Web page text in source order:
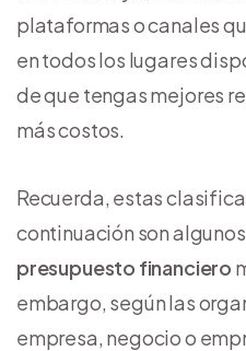
plataformas o canales
en todos los lugares
de que tengas mejores
más costos.
Recuerda, estas
continuación son
presupuesto financiero
embargo, según las
empresa, negocio o